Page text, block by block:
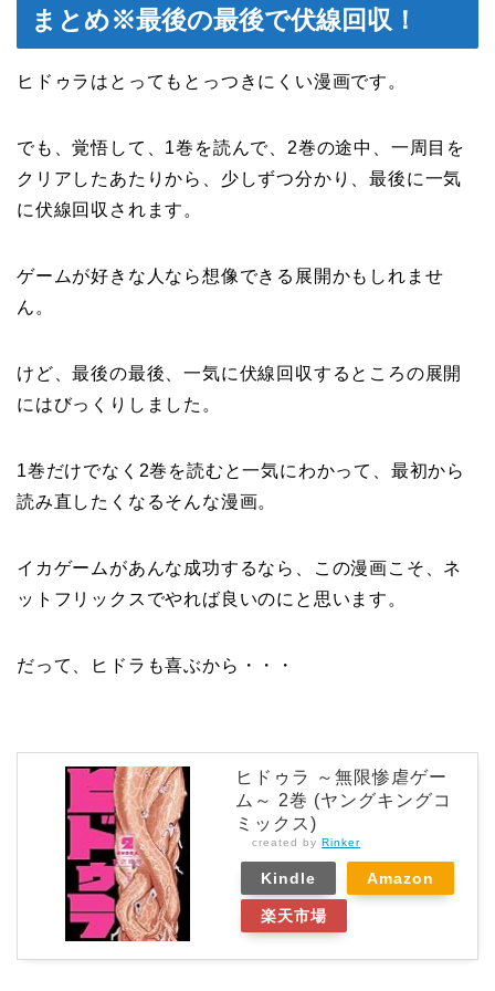
まとめ※最後の最後で伏線回収！
ヒドゥラはとってもとっつきにくい漫画です。
でも、覚悟して、1巻を読んで、2巻の途中、一周目を
クリアしたあたりから、少しずつ分かり、最後に一気
に伏線回収されます。
ゲームが好きな人なら想像できる展開かもしれませ
ん。
けど、最後の最後、一気に伏線回収するところの展開
にはびっくりしました。
1巻だけでなく2巻を読むと一気にわかって、最初から
読み直したくなるそんな漫画。
イカゲームがあんな成功するなら、この漫画こそ、ネ
ットフリックスでやれば良いのにと思います。
だって、ヒドラも喜ぶから・・・
ヒドゥラ ～無限惨虐ゲー
ム～ 2巻 (ヤングキングコ
ミックス)
created by Rinker
Kindle Amazon
楽天市場